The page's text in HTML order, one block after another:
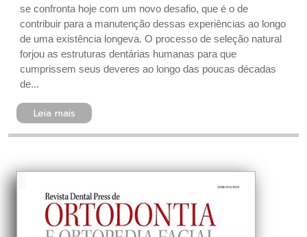
se confronta hoje com um novo desafio, que é o de
contribuir para a manutenção dessas experiências ao longo
de uma existência longeva. O processo de seleção natural
forjou as estruturas dentárias humanas para que
cumprissem seus deveres ao longo das poucas décadas
de...
Leia mais